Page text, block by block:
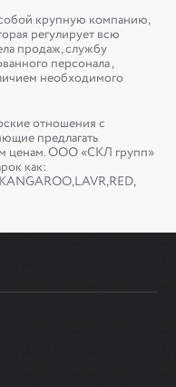
крупную компанию,
регулирует всю
продаж, службу
персонала ,
необходимого
отношения с
предлагать
ценам. ООО «СКЛ групп»
как: